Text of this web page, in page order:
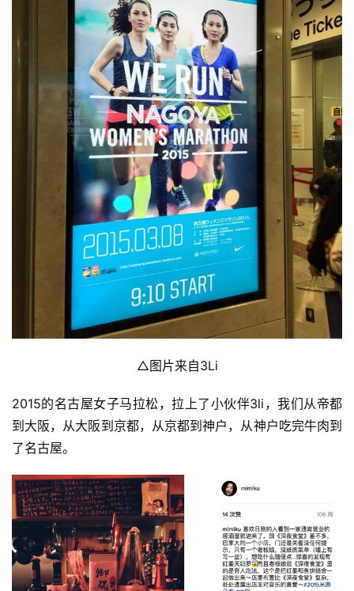
△图片来自3Li
2015的名古屋女子马拉松，拉上了小伙伴3li，我们从帝都
到大阪，从大阪到京都，从京都到神户，从神户吃完牛肉到
了名古屋。